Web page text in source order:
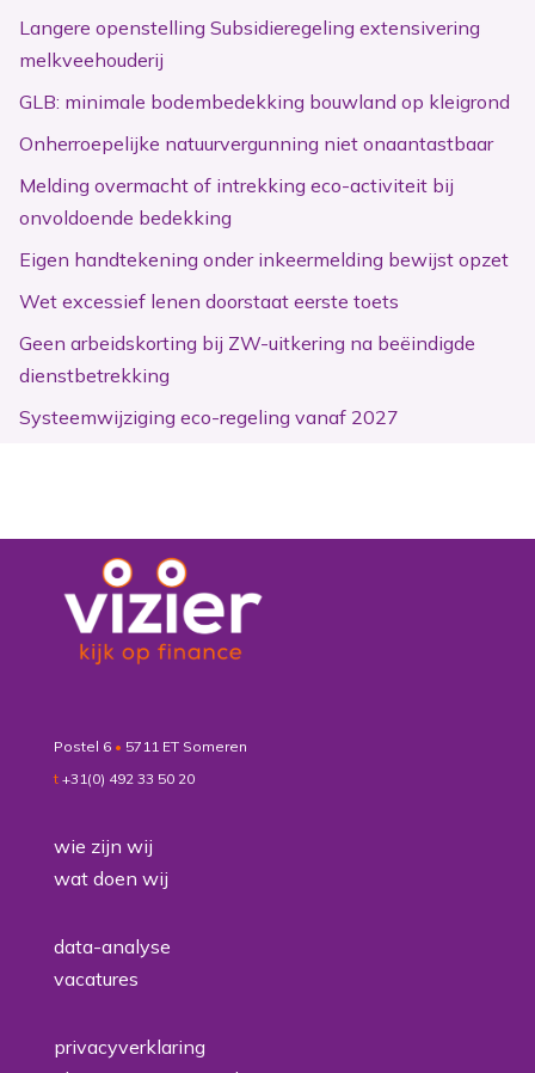
Langere openstelling Subsidieregeling extensivering
melkveehouderij
GLB: minimale bodembedekking bouwland op kleigrond
Onherroepelijke natuurvergunning niet onaantastbaar
Melding overmacht of intrekking eco-activiteit bij
onvoldoende bedekking
Eigen handtekening onder inkeermelding bewijst opzet
Wet excessief lenen doorstaat eerste toets
Geen arbeidskorting bij ZW-uitkering na beëindigde
dienstbetrekking
Systeemwijziging eco-regeling vanaf 2027
Postel 6 • 5711 ET Someren
t +31(0) 492 33 50 20
wie zijn wij
wat doen wij
data-analyse
vacatures
privacyverklaring